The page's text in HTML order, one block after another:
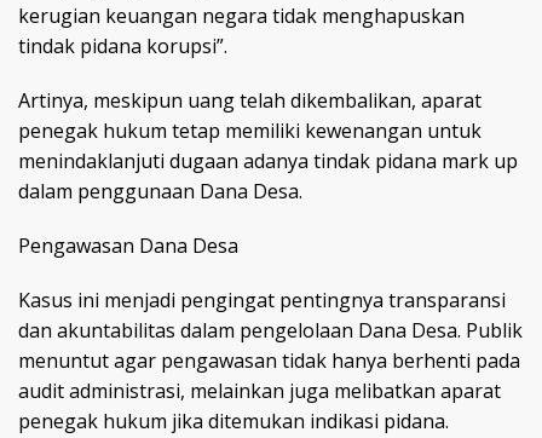
kerugian keuangan negara tidak menghapuskan
tindak pidana korupsi”.
Artinya, meskipun uang telah dikembalikan, aparat
penegak hukum tetap memiliki kewenangan untuk
menindaklanjuti dugaan adanya tindak pidana mark up
dalam penggunaan Dana Desa.
Pengawasan Dana Desa
Kasus ini menjadi pengingat pentingnya transparansi
dan akuntabilitas dalam pengelolaan Dana Desa. Publik
menuntut agar pengawasan tidak hanya berhenti pada
audit administrasi, melainkan juga melibatkan aparat
penegak hukum jika ditemukan indikasi pidana.